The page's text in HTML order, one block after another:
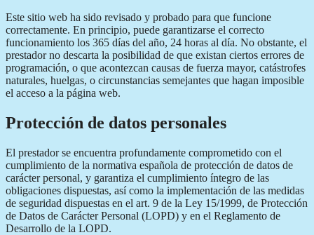
Este sitio web ha sido revisado y probado para que funcione
correctamente. En principio, puede garantizarse el correcto
funcionamiento los 365 días del año, 24 horas al día. No obstante, el
prestador no descarta la posibilidad de que existan ciertos errores de
programación, o que acontezcan causas de fuerza mayor, catástrofes
naturales, huelgas, o circunstancias semejantes que hagan imposible
el acceso a la página web.
Protección de datos personales
El prestador se encuentra profundamente comprometido con el
cumplimiento de la normativa española de protección de datos de
carácter personal, y garantiza el cumplimiento íntegro de las
obligaciones dispuestas, así como la implementación de las medidas
de seguridad dispuestas en el art. 9 de la Ley 15/1999, de Protección
de Datos de Carácter Personal (LOPD) y en el Reglamento de
Desarrollo de la LOPD.